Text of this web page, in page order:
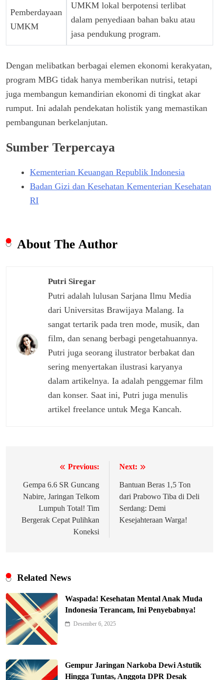
Pemberdayaan
UMKM
UMKM lokal berpotensi terlibat
dalam penyediaan bahan baku atau
jasa pendukung program.
Dengan melibatkan berbagai elemen ekonomi kerakyatan,
program MBG tidak hanya memberikan nutrisi, tetapi
juga membangun kemandirian ekonomi di tingkat akar
rumput. Ini adalah pendekatan holistik yang memastikan
pembangunan berkelanjutan.
Sumber Terpercaya
Kementerian Keuangan Republik Indonesia
Badan Gizi dan Kesehatan Kementerian Kesehatan
RI
About The Author
Putri Siregar
Putri adalah lulusan Sarjana Ilmu Media
dari Universitas Brawijaya Malang. Ia
sangat tertarik pada tren mode, musik, dan
film, dan senang berbagi pengetahuannya.
Putri juga seorang ilustrator berbakat dan
sering menyertakan ilustrasi karyanya
dalam artikelnya. Ia adalah penggemar film
dan konser. Saat ini, Putri juga menulis
artikel freelance untuk Mega Kancah.
pos
Previous:
Gempa 6.6 SR Guncang
Nabire, Jaringan Telkom
Lumpuh Total! Tim
Bergerak Cepat Pulihkan
Koneksi
Next:
Bantuan Beras 1,5 Ton
dari Prabowo Tiba di Deli
Serdang: Demi
Kesejahteraan Warga!
Related News
Waspada! Kesehatan Mental Anak Muda
Indonesia Terancam, Ini Penyebabnya!
Desember 6, 2025
Gempur Jaringan Narkoba Dewi Astutik
Hingga Tuntas, Anggota DPR Desak